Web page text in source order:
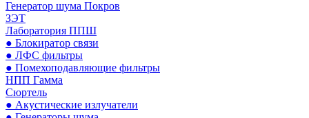
Генератор шума Покров
ЗЭТ
Лаборатория ППШ
● Блокиратор связи
● ЛФС фильтры
● Помехоподавляющие фильтры
НПП Гамма
Сюртель
● Акустические излучатели